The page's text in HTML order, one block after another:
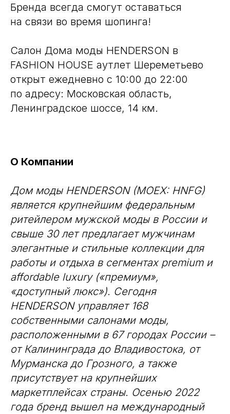
Бренда всегда смогут оставаться
на связи во время шопинга!
Салон Дома моды HENDERSON в
FASHION HOUSE аутлет Шереметьево
открыт ежедневно с 10:00 до 22:00
по адресу: Московская область,
Ленинградское шоссе, 14 км.
О Компании
Дом моды HENDERSON (MOEX: HNFG)
является крупнейшим федеральным
ритейлером мужской моды в России и
свыше 30 лет предлагает мужчинам
элегантные и стильные коллекции для
работы и отдыха в сегментах premium и
affordable luxury («премиум»,
«доступный люкс»). Сегодня
HENDERSON управляет 168
собственными салонами моды,
расположенными в 67 городах России –
от Калининграда до Владивостока, от
Мурманска до Грозного, а также
присутствует на крупнейших
маркетплейсах страны. Осенью 2022
года бренд вышел на международный